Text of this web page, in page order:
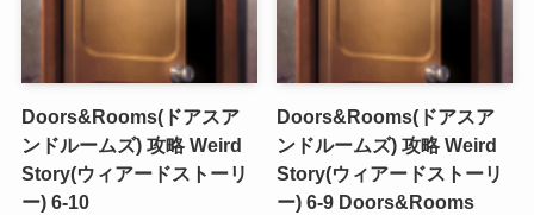
Doors&Rooms(ドアスア
ンドルームズ) 攻略 Weird
Story(ウィアードストーリ
ー) 6-10
Doors&Rooms(ドアスア
ンドルームズ) 攻略 Weird
Story(ウィアードストーリ
ー) 6-9 Doors&Rooms